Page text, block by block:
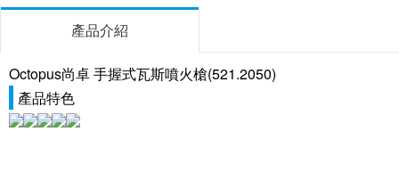
產品介紹
Octopus尚卓 手握式瓦斯噴火槍(521.2050)
產品特色